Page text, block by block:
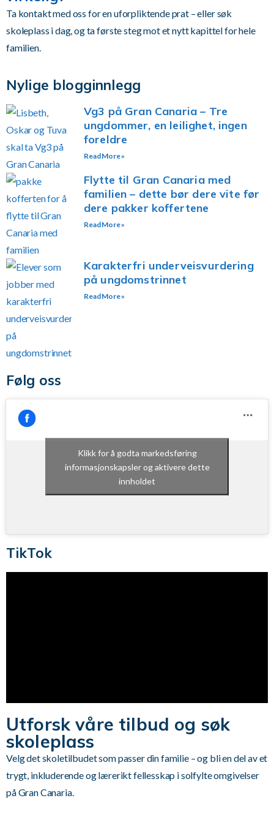
Ta kontakt med oss for en uforpliktende prat – eller søk
skoleplass i dag, og ta første steg mot et nytt kapittel for hele
familien.
Nylige blogginnlegg
Vg3 på Gran Canaria – Tre
ungdommer, en leilighet, ingen
foreldre
Read More »
Flytte til Gran Canaria med
familien – dette bør dere vite før
dere pakker koffertene
Read More »
Karakterfri underveisvurdering
på ungdomstrinnet
Read More »
Følg oss
Klikk for å godta markedsføring
informasjonskapsler og aktivere dette
innholdet
TikTok
Utforsk våre tilbud og søk
skoleplass
Velg det skoletilbudet som passer din familie – og bli en del av et
trygt, inkluderende og lærerikt fellesskap i solfylte omgivelser
på Gran Canaria.